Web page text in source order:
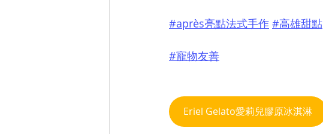
#après亮點法式手作 #高雄甜點
#寵物友善
Eriel Gelato愛莉兒膠原冰淇淋